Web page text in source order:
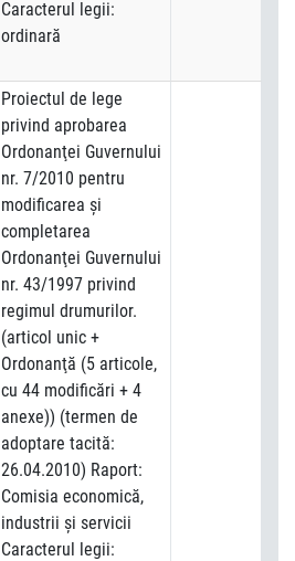
Caracterul legii:
ordinară
Proiectul de lege
privind aprobarea
Ordonanţei Guvernului
nr. 7/2010 pentru
modificarea şi
completarea
Ordonanţei Guvernului
nr. 43/1997 privind
regimul drumurilor.
(articol unic +
Ordonanţă (5 articole,
cu 44 modificări + 4
anexe)) (termen de
adoptare tacită:
26.04.2010) Raport:
Comisia economică,
industrii şi servicii
Caracterul legii: